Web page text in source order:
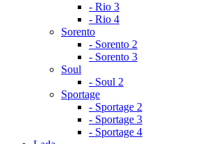
- Rio 3
- Rio 4
Sorento
- Sorento 2
- Sorento 3
Soul
- Soul 2
Sportage
- Sportage 2
- Sportage 3
- Sportage 4